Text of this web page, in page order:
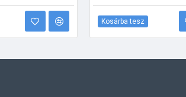
Kosárba tesz